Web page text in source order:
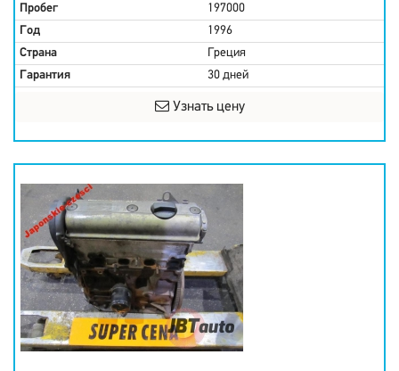
Пробег
197000
Год
1996
Страна
Греция
Гарантия
30 дней
Узнать цену